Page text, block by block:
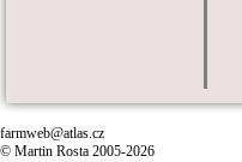
farmweb@atlas.cz
© Martin Rosta 2005-2026